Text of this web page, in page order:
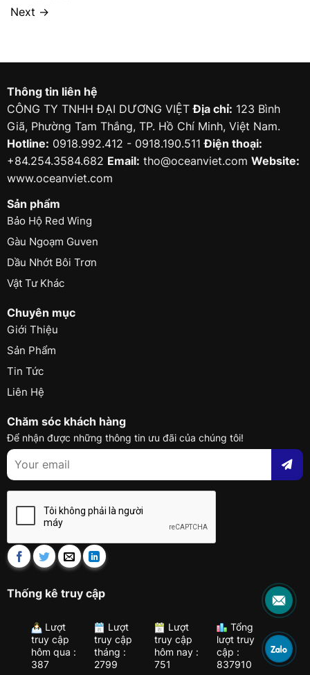
Next →
Thông tin liên hệ
CÔNG TY TNHH ĐẠI DƯƠNG VIỆTĐịa chỉ: 123 Bình
Giã, Phường Tam Thắng, TP. Hồ Chí Minh, Việt Nam.
Hotline: 0918.992.412 - 0918.190.511Điện thoại:
+84.254.3584.682 Email: tho@oceanviet.com Website:
www.oceanviet.com
Sản phẩm
Bảo Hộ Red Wing
Gàu Ngoạm Guven
Dầu Nhớt Bôi Trơn
Vật Tư Khác
Chuyên mục
Giới Thiệu
Sản Phẩm
Tin Tức
Liên Hệ
Chăm sóc khách hàng
Để nhận được những thông tin ưu đãi của chúng tôi!
Thống kê truy cập
Lượt
truy cập
hôm qua :
387
Lượt
truy cập
tháng :
2799
Lượt
truy cập
hôm nay :
751
Tổng
lượt truy
cập :
837910